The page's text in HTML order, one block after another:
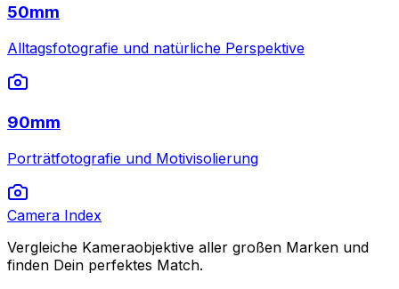
50mm
Alltagsfotografie und natürliche Perspektive
90mm
Porträtfotografie und Motivisolierung
Camera Index
Vergleiche Kameraobjektive aller großen Marken und
finden Dein perfektes Match.